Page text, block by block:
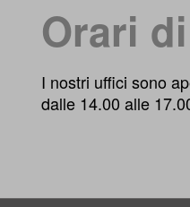
Orari
I nostri uffici sono
dalle 14.00 alle